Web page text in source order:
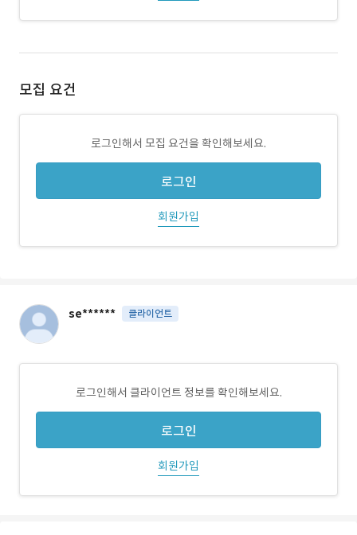
모집 요건
로그인해서 모집 요건을 확인해보세요.
로그인
회원가입
se****** 클라이언트
로그인해서 클라이언트 정보를 확인해보세요.
로그인
회원가입